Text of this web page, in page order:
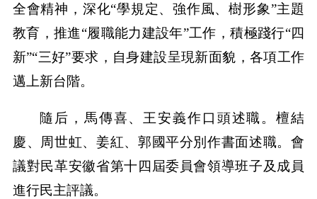
全會精神，深化“學規定、強作風、樹形象”主題
教育，推進“履職能力建設年”工作，積極踐行“四
新”“三好”要求，自身建設呈現新面貌，各項工作
邁上新台階。
隨后，馬傳喜、王安義作口頭述職。檀結
慶、周世虹、姜紅、郭國平分別作書面述職。會
議對民革安徽省第十四屆委員會領導班子及成員
進行民主評議。